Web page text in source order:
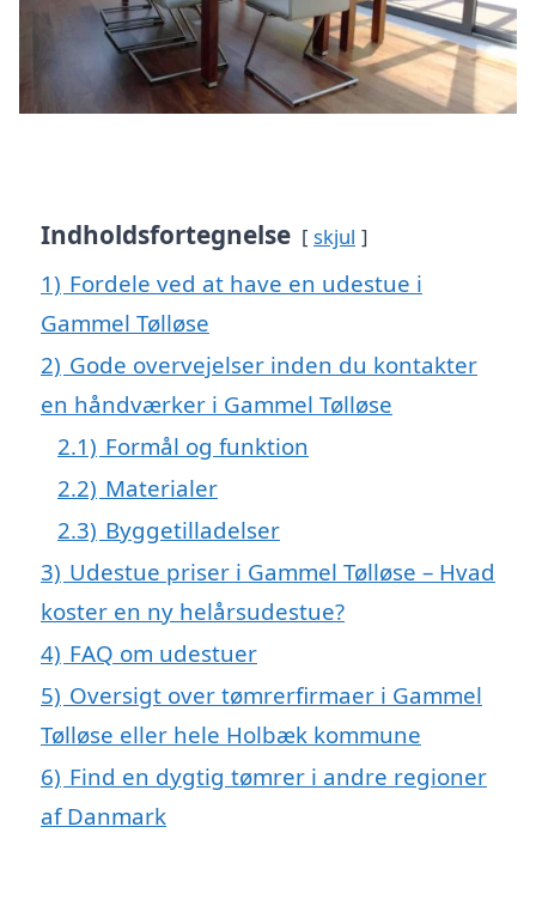
Indholdsfortegnelse skjul
1) Fordele ved at have en udestue i
Gammel Tølløse
2) Gode overvejelser inden du kontakter
en håndværker i Gammel Tølløse
2.1) Formål og funktion
2.2) Materialer
2.3) Byggetilladelser
3) Udestue priser i Gammel Tølløse – Hvad
koster en ny helårsudestue?
4) FAQ om udestuer
5) Oversigt over tømrerfirmaer i Gammel
Tølløse eller hele Holbæk kommune
6) Find en dygtig tømrer i andre regioner
af Danmark